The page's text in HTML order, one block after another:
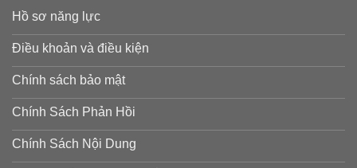
Hồ sơ năng lực
Điều khoản và điều kiện
Chính sách bảo mật
Chính Sách Phản Hồi
Chính Sách Nội Dung